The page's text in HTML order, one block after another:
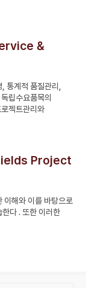
&
통계적 품질관리,
립수요품목의
젝트관리와
Project
이해와 이를 바탕으로
다 . 또한 이러한